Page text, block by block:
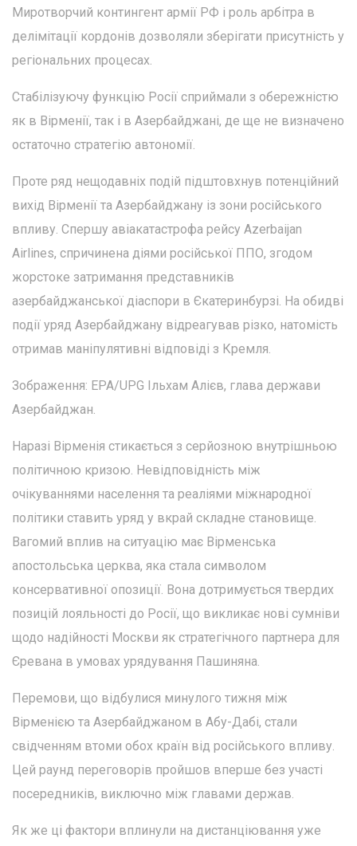
Миротворчий контингент армії РФ і роль арбітра в
делімітації кордонів дозволяли зберігати присутність у
регіональних процесах.
Стабілізуючу функцію Росії сприймали з обережністю
як в Вірменії, так і в Азербайджані, де ще не визначено
остаточно стратегію автономії.
Проте ряд нещодавніх подій підштовхнув потенційний
вихід Вірменії та Азербайджану із зони російського
впливу. Спершу авіакатастрофа рейсу Azerbaijan
Airlines, спричинена діями російської ППО, згодом
жорстоке затримання представників
азербайджанської діаспори в Єкатеринбурзі. На обидві
події уряд Азербайджану відреагував різко, натомість
отримав маніпулятивні відповіді з Кремля.
Зображення: EPA/UPG Ільхам Алієв, глава держави
Азербайджан.
Наразі Вірменія стикається з серйозною внутрішньою
політичною кризою. Невідповідність між
очікуваннями населення та реаліями міжнародної
політики ставить уряд у вкрай складне становище.
Вагомий вплив на ситуацію має Вірменська
апостольська церква, яка стала символом
консервативної опозиції. Вона дотримується твердих
позицій лояльності до Росії, що викликає нові сумніви
щодо надійності Москви як стратегічного партнера для
Єревана в умовах урядування Пашиняна.
Перемови, що відбулися минулого тижня між
Вірменією та Азербайджаном в Абу-Дабі, стали
свідченням втоми обох країн від російського впливу.
Цей раунд переговорів пройшов вперше без участі
посередників, виключно між главами держав.
Як же ці фактори вплинули на дистанціювання уже